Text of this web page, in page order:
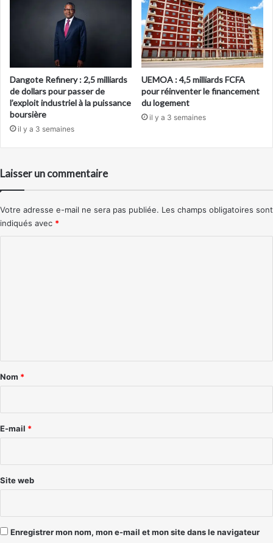
Dangote Refinery : 2,5 milliards
de dollars pour passer de
l’exploit industriel à la puissance
boursière
il y a 3 semaines
UEMOA : 4,5 milliards FCFA
pour réinventer le financement
du logement
il y a 3 semaines
Laisser un commentaire
Votre adresse e-mail ne sera pas publiée. Les champs obligatoires sont
indiqués avec *
a
e
Nom *
E-mail *
Site web
Enregistrer mon nom, mon e-mail et mon site dans le navigateur